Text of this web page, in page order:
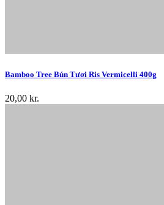
Bamboo Tree Bún Tươi Ris Vermicelli 400g
20,00 kr.